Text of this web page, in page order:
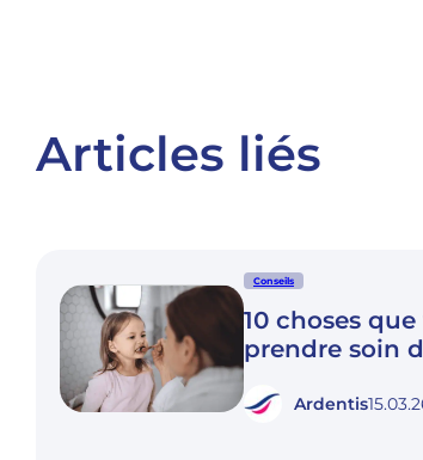
Articles liés
Conseils
10 choses
prendre soin
Ardentis